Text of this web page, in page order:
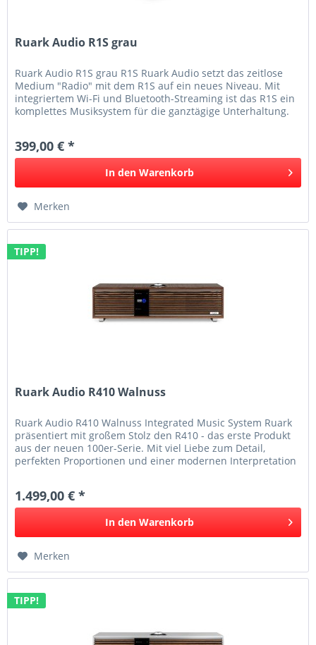
Ruark Audio R1S grau
Ruark Audio R1S grau R1S Ruark Audio setzt das zeitlose
Medium "Radio" mit dem R1S auf ein neues Niveau. Mit
integriertem Wi-Fi und Bluetooth-Streaming ist das R1S ein
komplettes Musiksystem für die ganztägige Unterhaltung.
399,00 € *
In den Warenkorb
Merken
TIPP!
Ruark Audio R410 Walnuss
Ruark Audio R410 Walnuss Integrated Music System Ruark
präsentiert mit großem Stolz den R410 - das erste Produkt
aus der neuen 100er-Serie. Mit viel Liebe zum Detail,
perfekten Proportionen und einer modernen Interpretation
1.499,00 € *
In den Warenkorb
Merken
TIPP!